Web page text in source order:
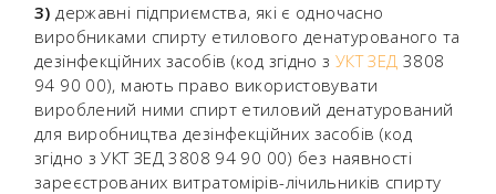
3) державні підприємства, які є одночасно
виробниками спирту етилового денатурованого та
дезінфекційних засобів (код згідно з УКТ ЗЕД 3808
94 90 00), мають право використовувати
вироблений ними спирт етиловий денатурований
для виробництва дезінфекційних засобів (код
згідно з УКТ ЗЕД 3808 94 90 00) без наявності
зареєстрованих витратомірів-лічильників спирту